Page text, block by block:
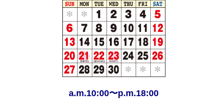
a.m.10:00〜p.m.18:00